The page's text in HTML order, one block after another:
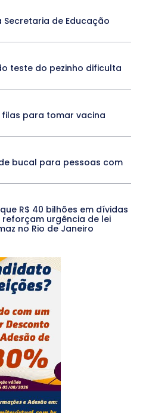
SELETIVO
PUBLIEDITORIAL
PROFISSIONAL
RESIDÊNCIA
TEATRO TECNOLOGIA
TIC TAC
de Educação
teste do pezinho dificulta
para tomar vacina
bucal para pessoas com
R$ 40 bilhões em dívidas
urgência de lei
no Rio de Janeiro